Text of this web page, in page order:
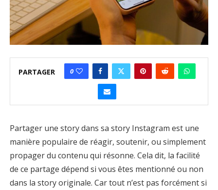
PARTAGER 0
Partager une story dans sa story Instagram est une
manière populaire de réagir, soutenir, ou simplement
propager du contenu qui résonne. Cela dit, la facilité
de ce partage dépend si vous êtes mentionné ou non
dans la story originale. Car tout n’est pas forcément si